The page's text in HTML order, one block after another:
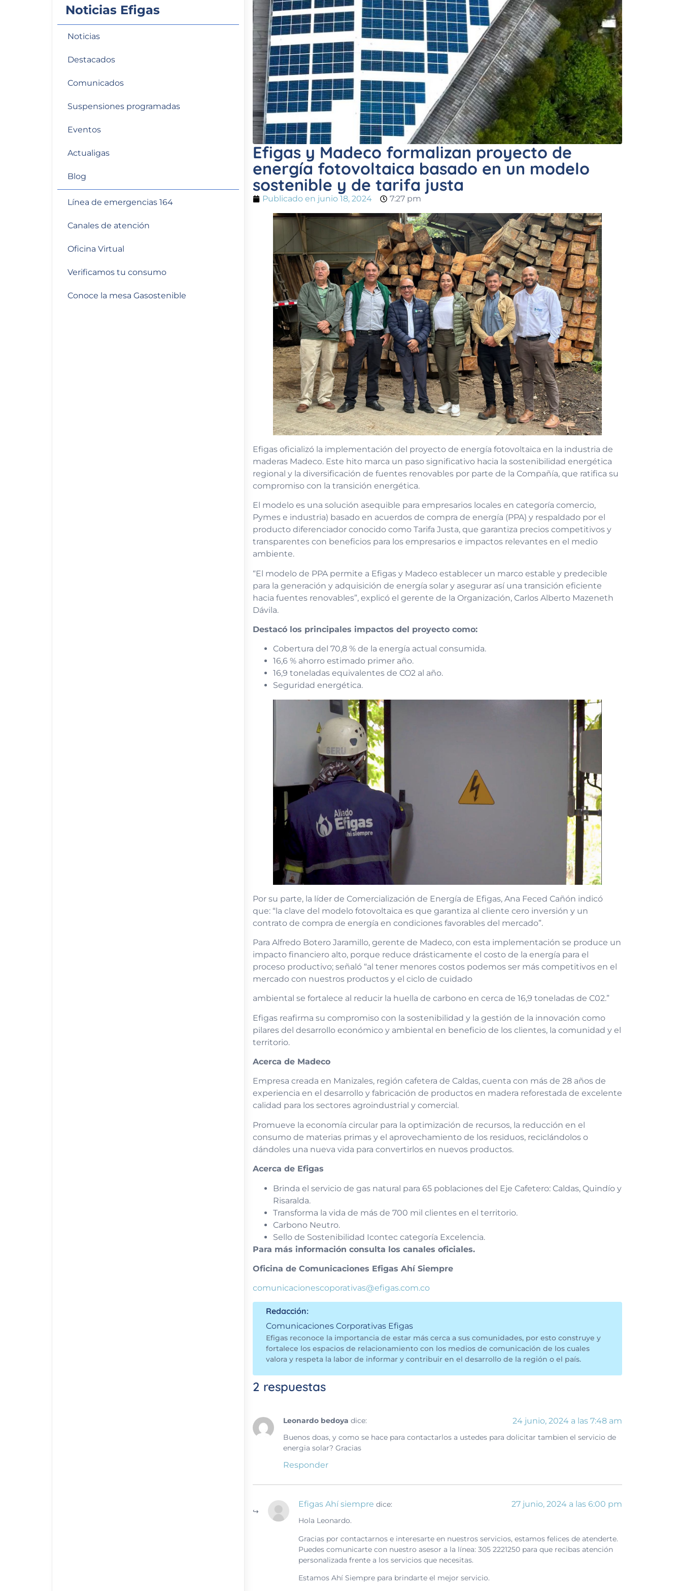
Noticias Efigas
Noticias
Destacados
Comunicados
Suspensiones programadas
Eventos
Actualigas
Blog
Línea de emergencias 164
Canales de atención
Oficina Virtual
Verificamos tu consumo
Conoce la mesa Gasostenible
Efigas y Madeco formalizan proyecto de
energía fotovoltaica basado en un modelo
sostenible y de tarifa justa
Publicado en junio 18, 2024 7:27 pm
Efigas oficializó la implementación del proyecto de energía fotovoltaica en la industria de
maderas Madeco. Este hito marca un paso significativo hacia la sostenibilidad energética
regional y la diversificación de fuentes renovables por parte de la Compañía, que ratifica su
compromiso con la transición energética.
El modelo es una solución asequible para empresarios locales en categoría comercio,
Pymes e industria) basado en acuerdos de compra de energía (PPA) y respaldado por el
producto diferenciador conocido como Tarifa Justa, que garantiza precios competitivos y
transparentes con beneficios para los empresarios e impactos relevantes en el medio
ambiente.
“El modelo de PPA permite a Efigas y Madeco establecer un marco estable y predecible
para la generación y adquisición de energía solar y asegurar así una transición eficiente
hacia fuentes renovables”, explicó el gerente de la Organización, Carlos Alberto Mazeneth
Dávila.
Destacó los principales impactos del proyecto como:
Cobertura del 70,8 % de la energía actual consumida.
16,6 % ahorro estimado primer año.
16,9 toneladas equivalentes de CO2 al año.
Seguridad energética.
Por su parte, la líder de Comercialización de Energía de Efigas, Ana Feced Cañón indicó
que: “la clave del modelo fotovoltaica es que garantiza al cliente cero inversión y un
contrato de compra de energía en condiciones favorables del mercado”.
Para Alfredo Botero Jaramillo, gerente de Madeco, con esta implementación se produce un
impacto financiero alto, porque reduce drásticamente el costo de la energía para el
proceso productivo; señaló “al tener menores costos podemos ser más competitivos en el
mercado con nuestros productos y el ciclo de cuidado
ambiental se fortalece al reducir la huella de carbono en cerca de 16,9 toneladas de C02.”
Efigas reafirma su compromiso con la sostenibilidad y la gestión de la innovación como
pilares del desarrollo económico y ambiental en beneficio de los clientes, la comunidad y el
territorio.
Acerca de Madeco
Empresa creada en Manizales, región cafetera de Caldas, cuenta con más de 28 años de
experiencia en el desarrollo y fabricación de productos en madera reforestada de excelente
calidad para los sectores agroindustrial y comercial.
Promueve la economía circular para la optimización de recursos, la reducción en el
consumo de materias primas y el aprovechamiento de los residuos, reciclándolos o
dándoles una nueva vida para convertirlos en nuevos productos.
Acerca de Efigas
Brinda el servicio de gas natural para 65 poblaciones del Eje Cafetero: Caldas, Quindío y
Risaralda.
Transforma la vida de más de 700 mil clientes en el territorio.
Carbono Neutro.
Sello de Sostenibilidad Icontec categoría Excelencia.
Para más información consulta los canales oficiales.
Oficina de Comunicaciones Efigas Ahí Siempre
comunicacionescoporativas@efigas.com.co
Redacción:
Comunicaciones Corporativas Efigas
Efigas reconoce la importancia de estar más cerca a sus comunidades, por esto construye y
fortalece los espacios de relacionamiento con los medios de comunicación de los cuales
valora y respeta la labor de informar y contribuir en el desarrollo de la región o el país.
2 respuestas
Leonardo bedoya dice: 24 junio, 2024 a las 7:48 am
Buenos doas, y como se hace para contactarlos a ustedes para dolicitar tambien el servicio de
energia solar? Gracias
Responder
Efigas Ahí siempre dice: 27 junio, 2024 a las 6:00 pm
Hola Leonardo.
Gracias por contactarnos e interesarte en nuestros servicios, estamos felices de atenderte.
Puedes comunicarte con nuestro asesor a la línea: 305 2221250 para que recibas atención
personalizada frente a los servicios que necesitas.
Estamos Ahí Siempre para brindarte el mejor servicio.